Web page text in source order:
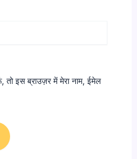
तो इस ब्राउज़र में मेरा नाम, ईमेल